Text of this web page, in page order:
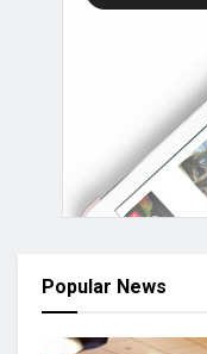
Popular News